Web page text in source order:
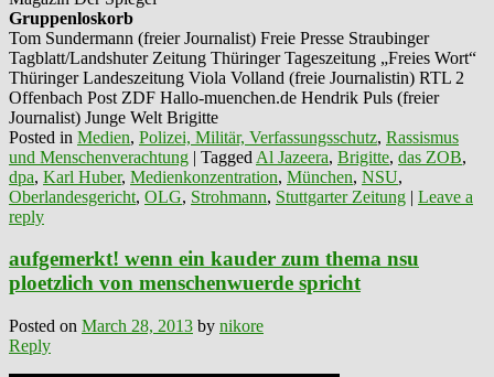
Gruppenloskorb
Tom Sundermann (freier Journalist) Freie Presse Straubinger
Tagblatt/Landshuter Zeitung Thüringer Tageszeitung „Freies Wort“
Thüringer Landeszeitung Viola Volland (freie Journalistin) RTL 2
Offenbach Post ZDF Hallo-muenchen.de Hendrik Puls (freier
Journalist) Junge Welt Brigitte
Posted in Medien, Polizei, Militär, Verfassungsschutz, Rassismus
und Menschenverachtung | Tagged Al Jazeera, Brigitte, das ZOB,
dpa, Karl Huber, Medienkonzentration, München, NSU,
Oberlandesgericht, OLG, Strohmann, Stuttgarter Zeitung | Leave a
reply
aufgemerkt! wenn ein kauder zum thema nsu
ploetzlich von menschenwuerde spricht
Posted on March 28, 2013 by nikore
Reply